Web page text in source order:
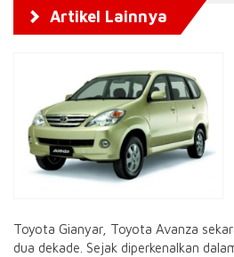
Artikel Lainnya
Toyota Gianyar, Toyota Avanza
dua dekade. Sejak diperkenalkan